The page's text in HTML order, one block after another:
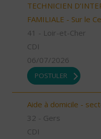
TECHNICIEN
FAMILIALE - Sur le
41 - Loir-et-Cher
CDI
06/07/2026
POSTULER
Aide à domicile -
32 - Gers
CDI